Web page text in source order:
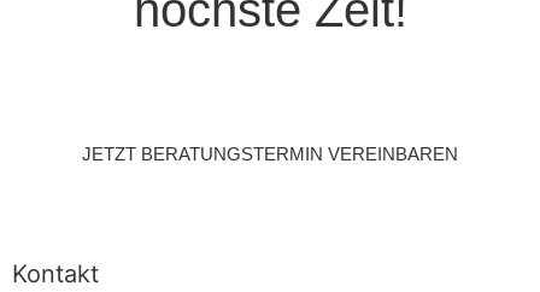
JETZT BERATUNGSTERMIN VEREINBAREN
Kontakt